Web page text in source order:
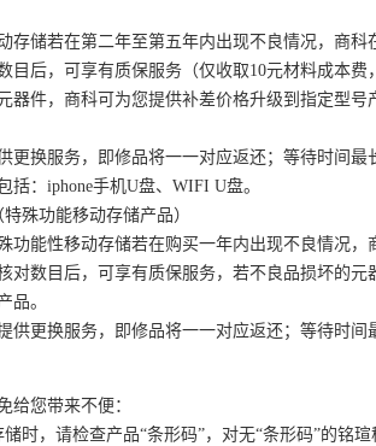
存储若在第二年至第五年内出现不良情况，商
目后，可享有质保服务（仅收取10元材料成本
器件，商科可为您提供补差价格升级到指定型号
换服务，即修品将一一对应返还；等待时间最
：iphone手机U盘、WIFI U盘。
殊功能移动存储产品）
功能性移动存储若在购买一年内出现不良情况
对数目后，可享有质保服务，若不良品损坏的
品。
供更换服务，即修品将一一对应返还；等待时间
给您带来不便：
时，请检查产品“条形码”，对无“条形码”的铭瑄